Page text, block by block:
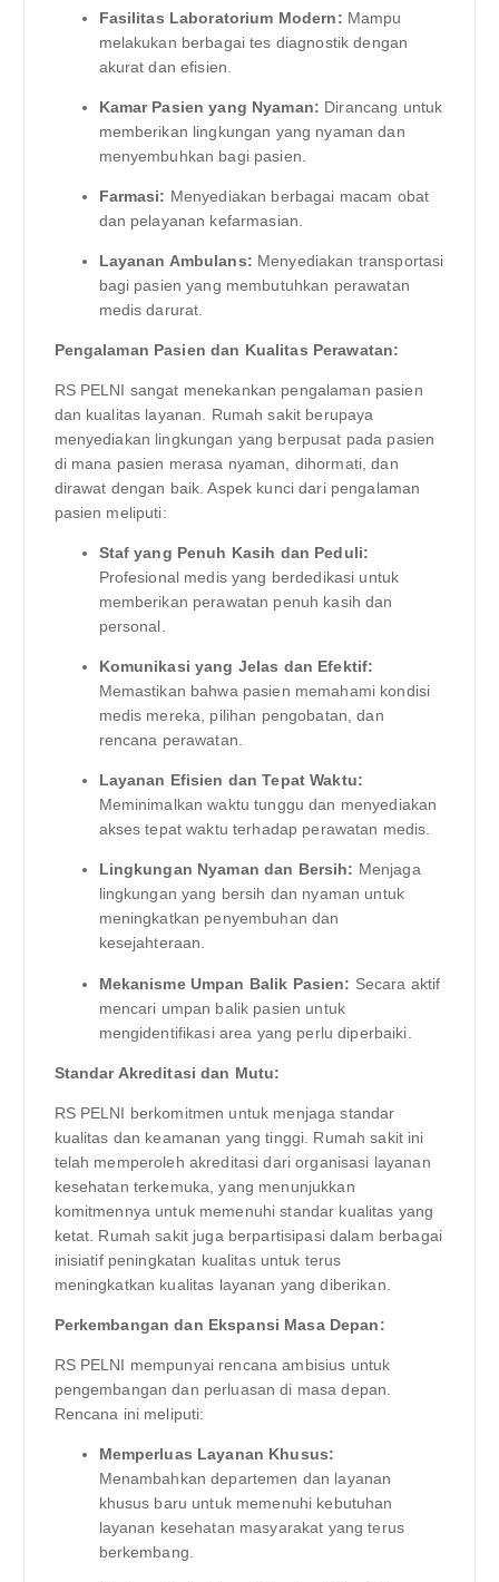
Fasilitas Laboratorium Modern: Mampu
melakukan berbagai tes diagnostik dengan
akurat dan efisien.
Kamar Pasien yang Nyaman: Dirancang untuk
memberikan lingkungan yang nyaman dan
menyembuhkan bagi pasien.
Farmasi: Menyediakan berbagai macam obat
dan pelayanan kefarmasian.
Layanan Ambulans: Menyediakan transportasi
bagi pasien yang membutuhkan perawatan
medis darurat.
Pengalaman Pasien dan Kualitas Perawatan:
RS PELNI sangat menekankan pengalaman pasien
dan kualitas layanan. Rumah sakit berupaya
menyediakan lingkungan yang berpusat pada pasien
di mana pasien merasa nyaman, dihormati, dan
dirawat dengan baik. Aspek kunci dari pengalaman
pasien meliputi:
Staf yang Penuh Kasih dan Peduli:
Profesional medis yang berdedikasi untuk
memberikan perawatan penuh kasih dan
personal.
Komunikasi yang Jelas dan Efektif:
Memastikan bahwa pasien memahami kondisi
medis mereka, pilihan pengobatan, dan
rencana perawatan.
Layanan Efisien dan Tepat Waktu:
Meminimalkan waktu tunggu dan menyediakan
akses tepat waktu terhadap perawatan medis.
Lingkungan Nyaman dan Bersih: Menjaga
lingkungan yang bersih dan nyaman untuk
meningkatkan penyembuhan dan
kesejahteraan.
Mekanisme Umpan Balik Pasien: Secara aktif
mencari umpan balik pasien untuk
mengidentifikasi area yang perlu diperbaiki.
Standar Akreditasi dan Mutu:
RS PELNI berkomitmen untuk menjaga standar
kualitas dan keamanan yang tinggi. Rumah sakit ini
telah memperoleh akreditasi dari organisasi layanan
kesehatan terkemuka, yang menunjukkan
komitmennya untuk memenuhi standar kualitas yang
ketat. Rumah sakit juga berpartisipasi dalam berbagai
inisiatif peningkatan kualitas untuk terus
meningkatkan kualitas layanan yang diberikan.
Perkembangan dan Ekspansi Masa Depan:
RS PELNI mempunyai rencana ambisius untuk
pengembangan dan perluasan di masa depan.
Rencana ini meliputi:
Memperluas Layanan Khusus:
Menambahkan departemen dan layanan
khusus baru untuk memenuhi kebutuhan
layanan kesehatan masyarakat yang terus
berkembang.